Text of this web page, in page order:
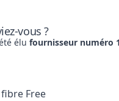
vous ?
élu fournisseur numéro 1
Free